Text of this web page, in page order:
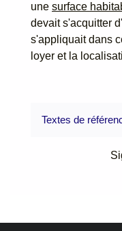
une surface
devait s'acquitter
s'appliquait dans
loyer et la
Textes de